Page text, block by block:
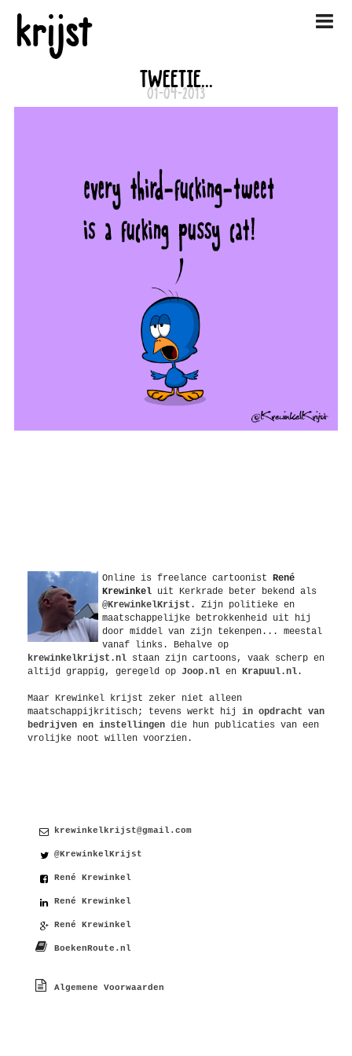
krijst
TWEETIE...
01-04-2013
Online is freelance cartoonist
René
Krewinkel uit Kerkrade beter bekend als
@KrewinkelKrijst . Zijn politieke en
maatschappelijke betrokkenheid uit hij
door middel van zijn tekenpen... meestal
vanaf links. Behalve op
krewinkelkrijst.nl staan zijn cartoons, vaak scherp en
altijd grappig, geregeld op Joop.nl en Krapuul.nl .
Maar Krewinkel krijst zeker niet alleen
maatschappijkritisch; tevens werkt hij in opdracht van
bedrijven en instellingen die hun publicaties van een
vrolijke noot willen voorzien.
krewinkelkrijst@gmail.com
@KrewinkelKrijst
René Krewinkel
René Krewinkel
René Krewinkel
BoekenRoute.nl
Algemene Voorwaarden